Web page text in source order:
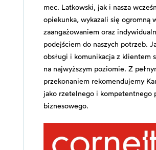
mec. Latkowski, jak i nasza
opiekunka, wykazali się ogromną
zaangażowaniem oraz
podejściem do naszych potrzeb.
obsługi i komunikacja z klientem
na najwyższym poziomie. Z
przekonaniem rekomendujemy
jako rzetelnego i kompetentnego
biznesowego.